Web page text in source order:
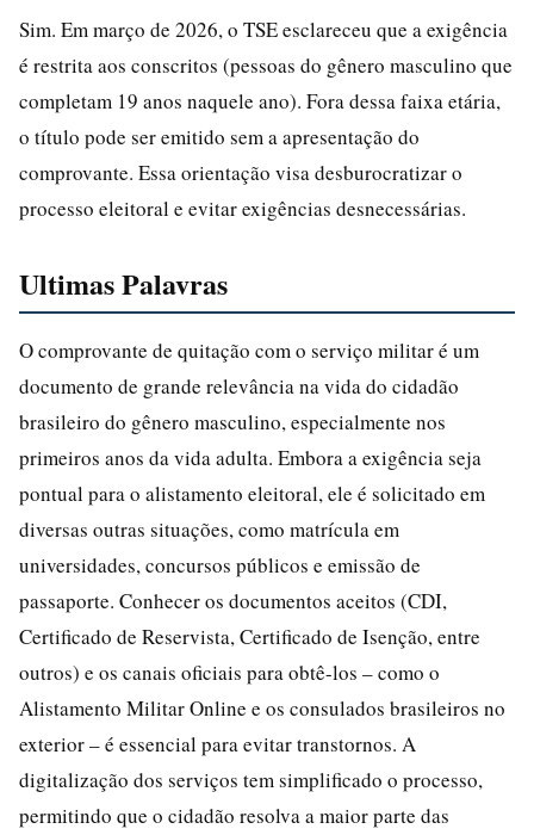
Sim. Em março de 2026, o TSE esclareceu que a exigência
é restrita aos conscritos (pessoas do gênero masculino que
completam 19 anos naquele ano). Fora dessa faixa etária,
o título pode ser emitido sem a apresentação do
comprovante. Essa orientação visa desburocratizar o
processo eleitoral e evitar exigências desnecessárias.
Ultimas Palavras
O comprovante de quitação com o serviço militar é um
documento de grande relevância na vida do cidadão
brasileiro do gênero masculino, especialmente nos
primeiros anos da vida adulta. Embora a exigência seja
pontual para o alistamento eleitoral, ele é solicitado em
diversas outras situações, como matrícula em
universidades, concursos públicos e emissão de
passaporte. Conhecer os documentos aceitos (CDI,
Certificado de Reservista, Certificado de Isenção, entre
outros) e os canais oficiais para obtê-los – como o
Alistamento Militar Online e os consulados brasileiros no
exterior – é essencial para evitar transtornos. A
digitalização dos serviços tem simplificado o processo,
permitindo que o cidadão resolva a maior parte das